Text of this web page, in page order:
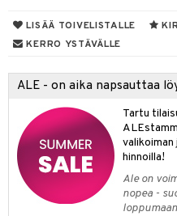
LISÄÄ TOIVELISTALLE
KERRO YSTÄVÄLLE
ALE - on aika napsauttaa
Tartu
hinnoilla!
Ale on
nopea -
tekstiilit
säilytys
tekstiilit
Saalit
& Tyynyliinat
& Peitot
& Koukut
& Korit
& Veistokset
& Lyhdyt
tekstiilit
tekstiilit
hyönteissuoja
& Lyhdyt